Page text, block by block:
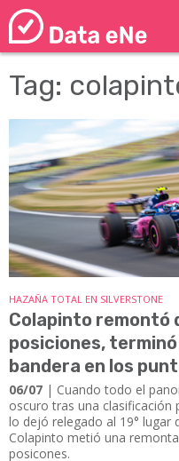
Tag:
HAZAÑA TOTAL EN SILVERSTONE
Colapinto remontó
posiciones, terminó
bandera en los
06/07 | Cuando todo el
oscuro tras una clasificación
lo dejó relegado al 19° lugar
Colapinto metió una
posicones.